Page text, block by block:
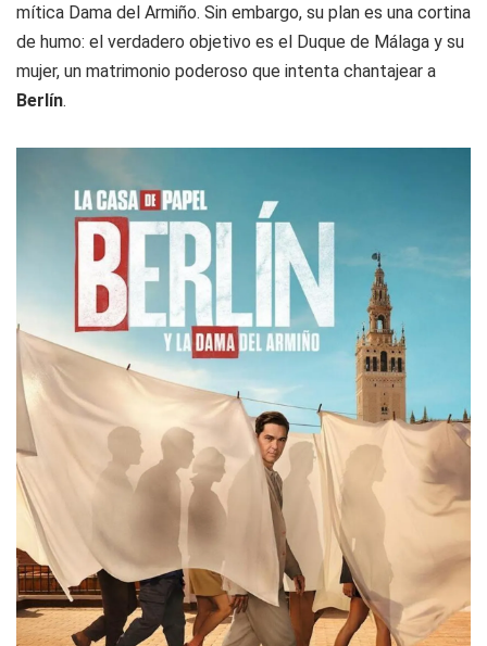
mítica Dama del Armiño. Sin embargo, su plan es una cortina
de humo: el verdadero objetivo es el Duque de Málaga y su
mujer, un matrimonio poderoso que intenta chantajear a
Berlín.